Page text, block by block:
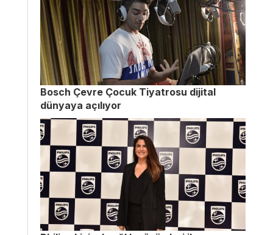
Bosch Çevre Çocuk Tiyatrosu dijital
dünyaya açılıyor